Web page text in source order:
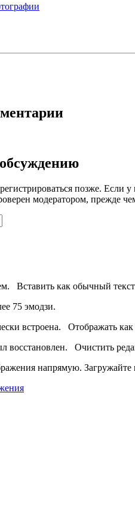
позже. Если у
модератором, прежде
Вставить как обычный текст
75 эмодзи.
встроена. Отображать
восстановлен. Очистить
напрямую. Загружайте